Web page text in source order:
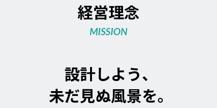
経営理念
MISSION
設計しよう、
未だ見ぬ風景を。